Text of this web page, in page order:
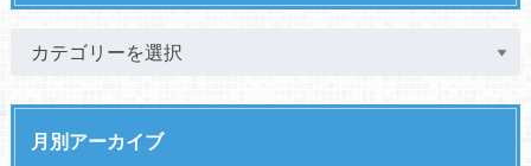
月別アーカイブ